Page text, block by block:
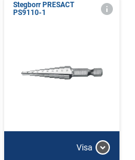
Stegborr PRESACT
PS9110-1
Visa